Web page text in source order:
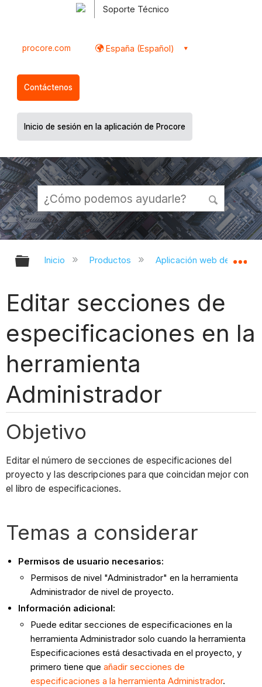
Soporte Técnico
procore.com España (Español)
Contáctenos
Inicio de sesión en la aplicación de Procore
Expandir/contraer jerarquía global
Inicio Productos Aplicación web de
Editar secciones de
especificaciones en la
herramienta
Administrador
Objetivo
Editar el número de secciones de especificaciones del
proyecto y las descripciones para que coincidan mejor con
el libro de especificaciones.
Temas a considerar
Permisos de usuario necesarios:
Permisos de nivel "Administrador" en la herramienta
Administrador de nivel de proyecto.
Información adicional:
Puede editar secciones de especificaciones en la
herramienta Administrador solo cuando la herramienta
Especificaciones está desactivada en el proyecto​, y
primero tiene queañadir secciones de
especificaciones a la herramienta Administrador.